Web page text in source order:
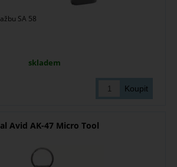
SA 58
skladem
Avid AK-47 Micro Tool